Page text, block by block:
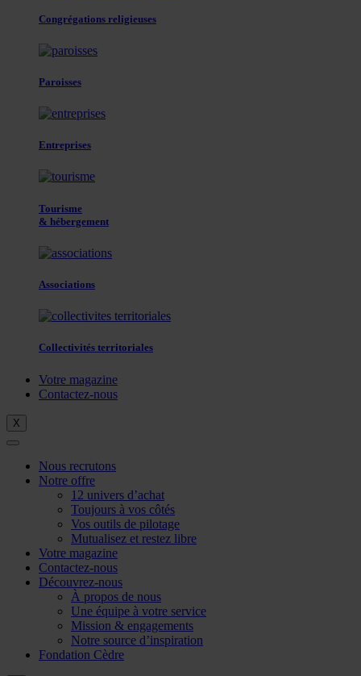
Congrégations religieuses
Paroisses
Entreprises
Tourisme
& hébergement
Associations
Collectivités territoriales
Votre magazine
Contactez-nous
X
Nous recrutons
Notre offre
12 univers d’achat
Toujours à vos côtés
Vos outils de pilotage
Mutualisez et restez libre
Votre magazine
Contactez-nous
Découvrez-nous
À propos de nous
Une équipe à votre service
Mission & engagements
Notre source d’inspiration
Fondation Cèdre